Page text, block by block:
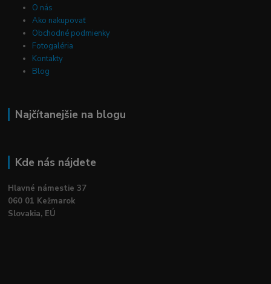
O nás
Ako nakupovať
Obchodné podmienky
Fotogaléria
Kontakty
Blog
Najčítanejšie na blogu
Kde nás nájdete
Hlavné námestie 37
060 01 Kežmarok
Slovakia, EÚ